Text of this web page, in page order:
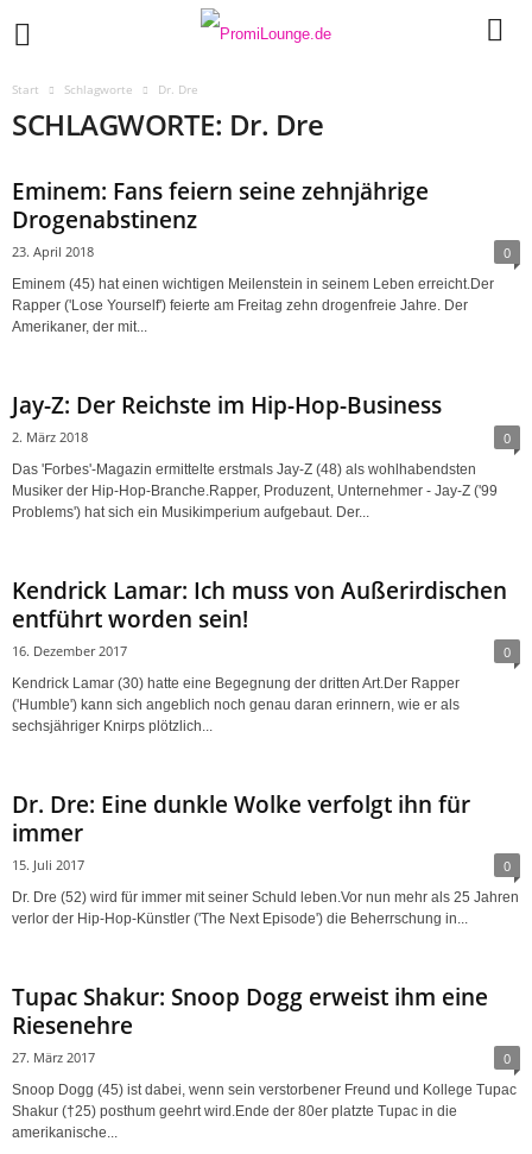
Start Schlagworte Dr. Dre
SCHLAGWORTE: Dr. Dre
Eminem: Fans feiern seine zehnjährige
Drogenabstinenz
23. April 2018 0
Eminem (45) hat einen wichtigen Meilenstein in seinem Leben erreicht.Der
Rapper ('Lose Yourself') feierte am Freitag zehn drogenfreie Jahre. Der
Amerikaner, der mit...
Jay-Z: Der Reichste im Hip-Hop-Business
2. März 2018 0
Das 'Forbes'-Magazin ermittelte erstmals Jay-Z (48) als wohlhabendsten
Musiker der Hip-Hop-Branche.Rapper, Produzent, Unternehmer - Jay-Z ('99
Problems') hat sich ein Musikimperium aufgebaut. Der...
Kendrick Lamar: Ich muss von Außerirdischen
entführt worden sein!
16. Dezember 2017 0
Kendrick Lamar (30) hatte eine Begegnung der dritten Art.Der Rapper
('Humble') kann sich angeblich noch genau daran erinnern, wie er als
sechsjähriger Knirps plötzlich...
Dr. Dre: Eine dunkle Wolke verfolgt ihn für
immer
15. Juli 2017 0
Dr. Dre (52) wird für immer mit seiner Schuld leben.Vor nun mehr als 25 Jahren
verlor der Hip-Hop-Künstler ('The Next Episode') die Beherrschung in...
Tupac Shakur: Snoop Dogg erweist ihm eine
Riesenehre
27. März 2017 0
Snoop Dogg (45) ist dabei, wenn sein verstorbener Freund und Kollege Tupac
Shakur (†25) posthum geehrt wird.Ende der 80er platzte Tupac in die
amerikanische...